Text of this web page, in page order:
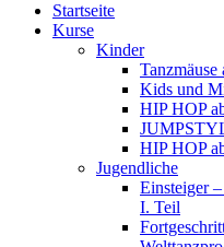
Startseite
Kurse
Kinder
Tanzmäuse
Kids und
HIP HOP
HIP HOP
Jugendliche
Einsteiger
I. Teil